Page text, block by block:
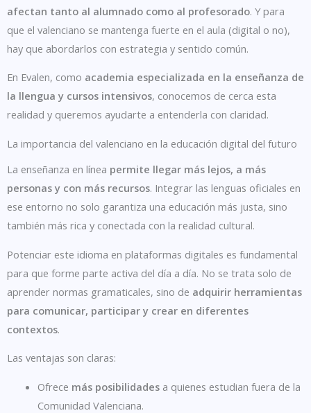
afectan tanto al alumnado como al profesorado. Y para
que el valenciano se mantenga fuerte en el aula (digital o no),
hay que abordarlos con estrategia y sentido común.
En Evalen, como academia especializada en la enseñanza de
la llengua y cursos intensivos, conocemos de cerca esta
realidad y queremos ayudarte a entenderla con claridad.
La importancia del valenciano en la educación digital del futuro
La enseñanza en línea permite llegar más lejos, a más
personas y con más recursos. Integrar las lenguas oficiales en
ese entorno no solo garantiza una educación más justa, sino
también más rica y conectada con la realidad cultural.
Potenciar este idioma en plataformas digitales es fundamental
para que forme parte activa del día a día. No se trata solo de
aprender normas gramaticales, sino de adquirir herramientas
para comunicar, participar y crear en diferentes
contextos.
Las ventajas son claras:
Ofrece más posibilidades a quienes estudian fuera de la
Comunidad Valenciana.